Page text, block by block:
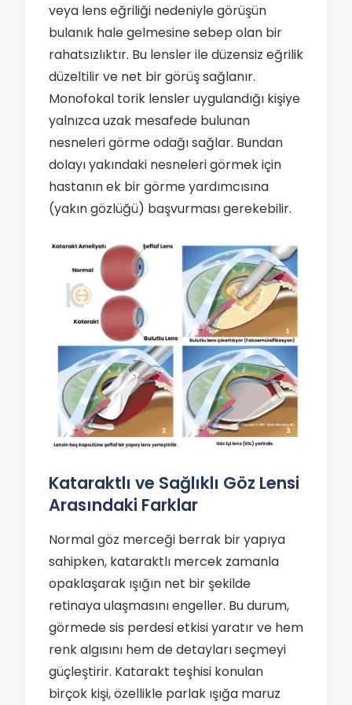
veya lens eğriliği nedeniyle görüşün
bulanık hale gelmesine sebep olan bir
rahatsızlıktır. Bu lensler ile düzensiz eğrilik
düzeltilir ve net bir görüş sağlanır.
Monofokal torik lensler uygulandığı kişiye
yalnızca uzak mesafede bulunan
nesneleri görme odağı sağlar. Bundan
dolayı yakındaki nesneleri görmek için
hastanın ek bir görme yardımcısına
(yakın gözlüğü) başvurması gerekebilir.
Kataraktlı ve Sağlıklı Göz Lensi
Arasındaki Farklar
Normal göz merceği berrak bir yapıya
sahipken, kataraktlı mercek zamanla
opaklaşarak ışığın net bir şekilde
retinaya ulaşmasını engeller. Bu durum,
görmede sis perdesi etkisi yaratır ve hem
renk algısını hem de detayları seçmeyi
güçleştirir. Katarakt teşhisi konulan
birçok kişi, özellikle parlak ışığa maruz